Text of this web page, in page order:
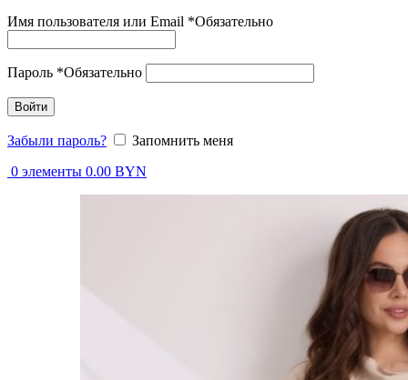
Имя пользователя или Email *Обязательно
Пароль *Обязательно
Войти
Забыли пароль?
Запомнить меня
0 элементы 0.00 BYN